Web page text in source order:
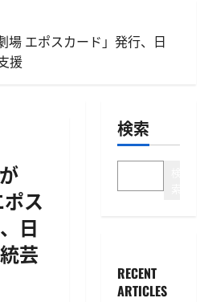
場 エポスカード」発行、日
援
ポス
日
芸
検索
RECENT
ARTICLES